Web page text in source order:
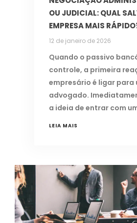
OU JUDICIAL: QUAL
EMPRESA MAIS
12 de janeiro de 2026
Quando o passivo
controle, a primeira
empresário é ligar para
advogado.
a ideia de entrar com
LEIA MAIS